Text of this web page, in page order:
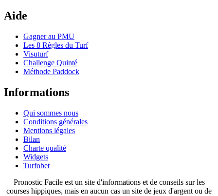
Aide
Gagner au PMU
Les 8 Règles du Turf
Visuturf
Challenge Quinté
Méthode Paddock
Informations
Qui sommes nous
Conditions générales
Mentions légales
Bilan
Charte qualité
Widgets
Turfobet
Pronostic Facile est un site d'informations et de conseils sur les
courses hippiques, mais en aucun cas un site de jeux d'argent ou de